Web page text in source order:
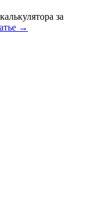
за
→